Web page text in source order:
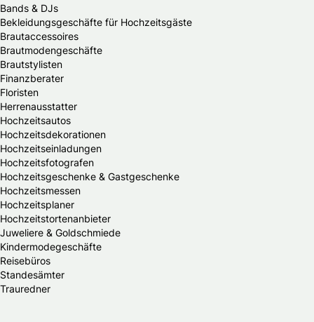
Bands & DJs
Bekleidungsgeschäfte für Hochzeitsgäste
Brautaccessoires
Brautmodengeschäfte
Brautstylisten
Finanzberater
Floristen
Herrenausstatter
Hochzeitsautos
Hochzeitsdekorationen
Hochzeitseinladungen
Hochzeitsfotografen
Hochzeitsgeschenke & Gastgeschenke
Hochzeitsmessen
Hochzeitsplaner
Hochzeitstortenanbieter
Juweliere & Goldschmiede
Kindermodegeschäfte
Reisebüros
Standesämter
Trauredner